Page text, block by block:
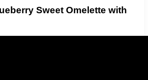
Sweet Omelette with